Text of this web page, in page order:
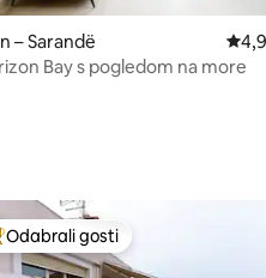
4,86/5, recenzija: 36
– Sarandë
Bay s pogledom na more
najviše rangiranima s
Odabrali gosti